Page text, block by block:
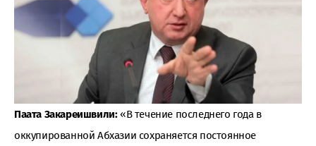
Паата Закареишвили:«В течение последнего года в
оккупированной Абхазии сохраняется постоянное